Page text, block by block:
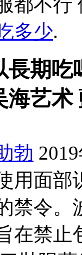
多少.
長期
海艺术
勃
用面部
禁令。
在禁止